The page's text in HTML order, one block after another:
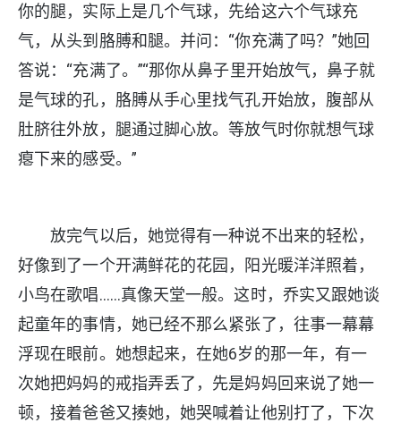
你的腿，实际上是几个气球，先给这六个气球充
气，从头到胳膊和腿。并问：“你充满了吗？”她回
答说：“充满了。”“那你从鼻子里开始放气，鼻子就
是气球的孔，胳膊从手心里找气孔开始放，腹部从
肚脐往外放，腿通过脚心放。等放气时你就想气球
瘪下来的感受。”
放完气以后，她觉得有一种说不出来的轻松，
好像到了一个开满鲜花的花园，阳光暖洋洋照着，
小鸟在歌唱……真像天堂一般。这时，乔实又跟她谈
起童年的事情，她已经不那么紧张了，往事一幕幕
浮现在眼前。她想起来，在她6岁的那一年，有一
次她把妈妈的戒指弄丢了，先是妈妈回来说了她一
顿，接着爸爸又揍她，她哭喊着让他别打了，下次